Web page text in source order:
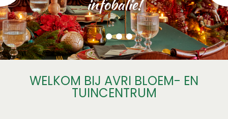
WELKOM BIJ AVRI BLOEM- EN
TUINCENTRUM